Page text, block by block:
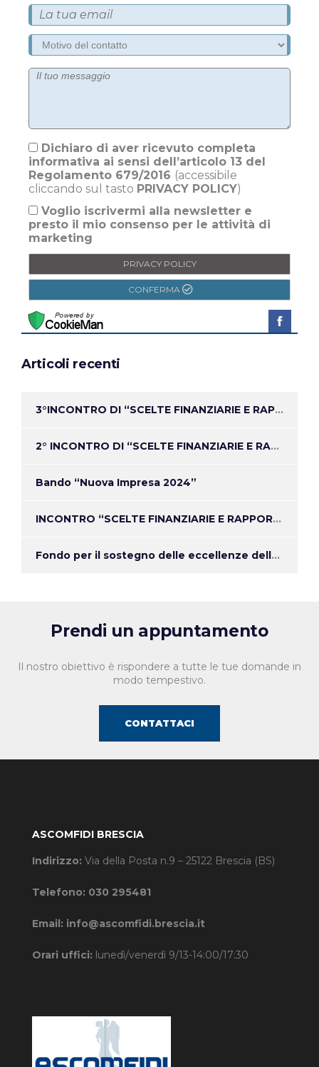
Dichiaro di aver ricevuto completa
informativa ai sensi dell’articolo 13 del
Regolamento 679/2016 (accessibile
cliccando sul tasto PRIVACY POLICY)
Voglio iscrivermi alla newsletter e
presto il mio consenso per le attività di
marketing
PRIVACY POLICY
CONFERMA
Articoli recenti
3°INCONTRO DI “SCELTE FINANZIARIE E RAPPORTI CON LE BANCHE”
2° INCONTRO DI “SCELTE FINANZIARIE E RAPPORTI CON LE BANCHE”
Bando “Nuova Impresa 2024”
INCONTRO “SCELTE FINANZIARIE E RAPPORTI CON LE BANCHE”
Fondo per il sostegno delle eccellenze della gastronomia e dell’agroalimentare
Prendi un appuntamento
Il nostro obiettivo è rispondere a tutte le tue domande in
modo tempestivo.
CONTATTACI
ASCOMFIDI BRESCIA
Indirizzo: Via della Posta n.9 – 25122 Brescia (BS)
Telefono: 030 295481
Email: info@ascomfidi.brescia.it
Orari uffici: lunedì/venerdì 9/13-14:00/17:30